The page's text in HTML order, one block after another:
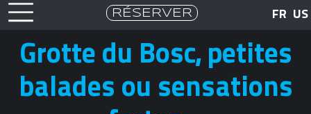
RÉSERVER US
FR
Grotte du Bosc, petites
balades ou sensations